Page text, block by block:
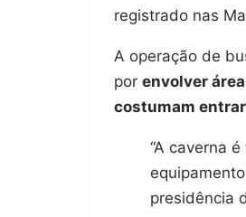
registrado nas
A operação de
por envolver
costumam entrar
“A caverna
presidência